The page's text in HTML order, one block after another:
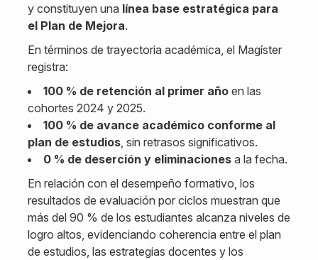
y constituyen una línea base estratégica para
el Plan de Mejora.
En términos de trayectoria académica, el Magíster
registra:
100 % de retención al primer año en las
cohortes 2024 y 2025.
100 % de avance académico conforme al
plan de estudios , sin retrasos significativos.
0 % de deserción y eliminaciones a la fecha.
En relación con el desempeño formativo, los
resultados de evaluación por ciclos muestran que
más del 90 % de los estudiantes alcanza niveles de
logro altos, evidenciando coherencia entre el plan
de estudios, las estrategias docentes y los